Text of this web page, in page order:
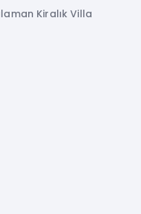
Kiralık Villa